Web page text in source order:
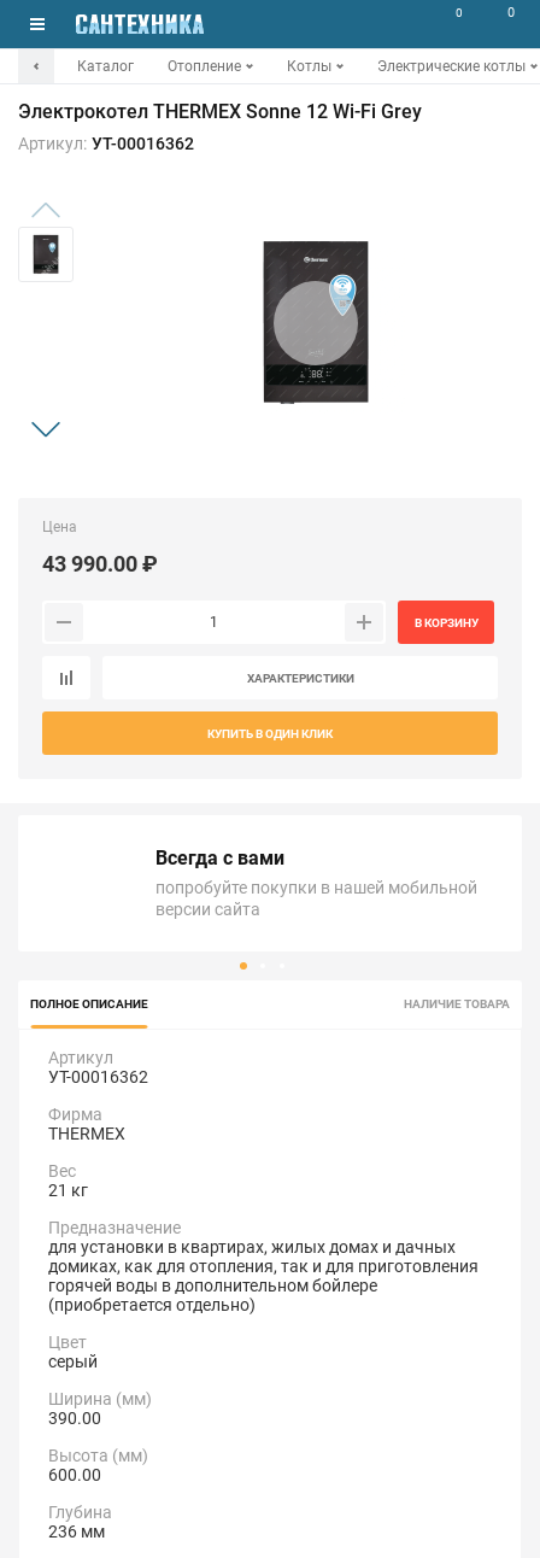
0 0
Каталог Отопление Котлы Электрические котлы
Электрокотел THERMEX Sonne 12 Wi-Fi Grey
Артикул: УТ-00016362
Цена
43 990.00 ₽
В КОРЗИНУ
ХАРАКТЕРИСТИКИ
КУПИТЬ В ОДИН КЛИК
Всегда с вами
попробуйте покупки в нашей мобильной
версии сайта
ПОЛНОЕ ОПИСАНИЕ НАЛИЧИЕ ТОВАРА
Артикул
УТ-00016362
Фирма
THERMEX
Вес
21 кг
Предназначение
для установки в квартирах, жилых домах и дачных
домиках, как для отопления, так и для приготовления
горячей воды в дополнительном бойлере
(приобретается отдельно)
Цвет
серый
Ширина (мм)
390.00
Высота (мм)
600.00
Глубина
236 мм